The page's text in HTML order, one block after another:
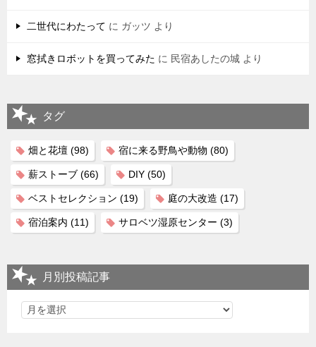
二世代にわたって に ガッツ より
窓拭きロボットを買ってみた に 民宿あしたの城 より
タグ
畑と花壇 (98) 宿に来る野鳥や動物 (80)
薪ストーブ (66) DIY (50)
ベストセレクション (19) 庭の大改造 (17)
宿泊案内 (11) サロベツ湿原センター (3)
月別投稿記事